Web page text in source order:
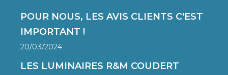
POUR NOUS, LES AVIS CLIENTS C'EST
IMPORTANT !
20/03/2024
LES LUMINAIRES R&M COUDERT